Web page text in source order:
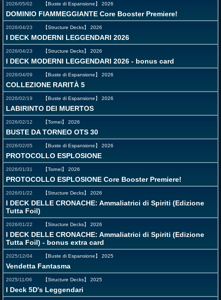
2026/05/02 【Buste di Espansione】 2026
DOMINIO FIAMMEGGIANTE Core Booster Premiere!
2026/04/23 【Structure Decks】 2026
I DECK MODERNI LEGGENDARI 2026
2026/04/23 【Structure Decks】 2026
I DECK MODERNI LEGGENDARI 2026 - bonus card
2026/04/09 【Buste di Espansione】 2026
COLLEZIONE RARITÀ 5
2026/02/19 【Buste di Espansione】 2026
LABIRINTO DEI MUERTOS
2026/02/12 【Tornei】 2026
BUSTE DA TORNEO OTS 30
2026/02/05 【Buste di Espansione】 2026
PROTOCOLLO ESPLOSIONE
2026/01/31 【Tornei】 2026
PROTOCOLLO ESPLOSIONE Core Booster Premiere!
2026/01/22 【Structure Decks】 2026
I DECK DELLE CRONACHE: Ammaliatrici di Spiriti (Edizione
Tutta Foil)
2026/01/22 【Structure Decks】 2026
I DECK DELLE CRONACHE: Ammaliatrici di Spiriti (Edizione
Tutta Foil) - bonus extra card
2025/12/04 【Buste di Espansione】 2025
Vendetta Fantasma
2025/11/06 【Structure Decks】 2025
I Deck 5D's Leggendari